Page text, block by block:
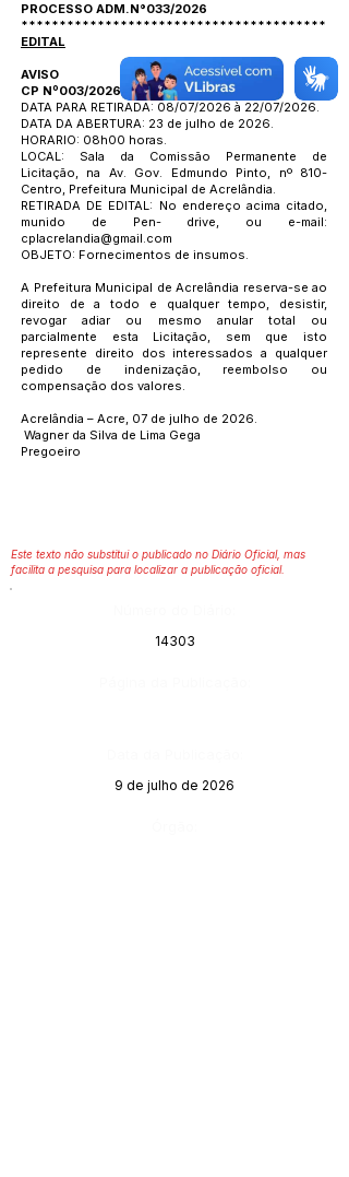
PROCESSO ADM.N°033/2026
****************************************
EDITAL
AVISO
CP Nº003/2026
DATA PARA RETIRADA: 08/07/2026 à 22/07/2026.
DATA DA ABERTURA: 23 de julho de 2026.
HORARIO: 08h00 horas.
LOCAL: Sala da Comissão Permanente de
Licitação, na Av. Gov. Edmundo Pinto, nº 810-
Centro, Prefeitura Municipal de Acrelândia.
RETIRADA DE EDITAL: No endereço acima citado,
munido de Pen- drive, ou e-mail:
cplacrelandia@gmail.com
OBJETO: Fornecimentos de insumos.
A Prefeitura Municipal de Acrelândia reserva-se ao
direito de a todo e qualquer tempo, desistir,
revogar adiar ou mesmo anular total ou
parcialmente esta Licitação, sem que isto
represente direito dos interessados a qualquer
pedido de indenização, reembolso ou
compensação dos valores.
Acrelândia – Acre, 07 de julho de 2026.
Wagner da Silva de Lima Gega
Pregoeiro
Este texto não substitui o publicado no Diário Oficial, mas
facilita a pesquisa para localizar a publicação oficial.
14303
9 de julho de 2026